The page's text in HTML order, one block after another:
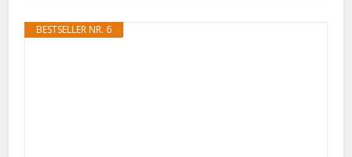
BESTSELLER NR. 6